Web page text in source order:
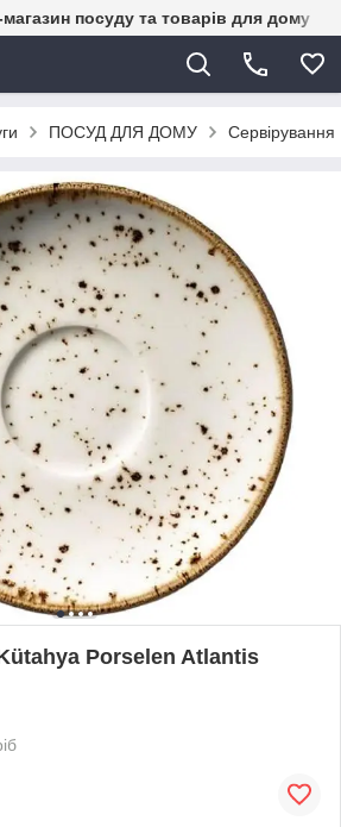
посуду та товарів для дому
ПОСУД ДЛЯ ДОМУ Сервірування
Porselen Atlantis